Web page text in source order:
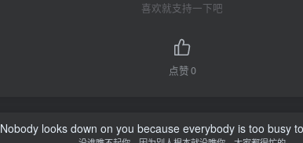
喜欢就支持一下吧
点赞0
Nobody looks down on you because everybody is too busy